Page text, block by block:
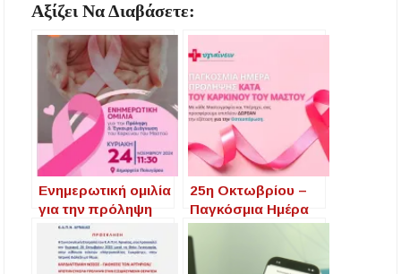
Αξίζει Να Διαβάσετε:
Ενημερωτική ομιλία
για την πρόληψη
και έγκαιρη
διάγνωση του
καρκίνου του
25η Οκτωβρίου –
Παγκόσμια Ημέρα
Πρόληψης
Καρκίνου του
Μαστού: Το